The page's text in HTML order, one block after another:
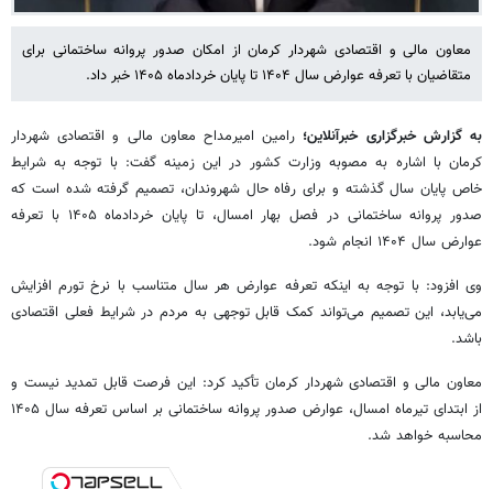
معاون مالی و اقتصادی شهردار کرمان از امکان صدور پروانه ساختمانی برای
متقاضیان با تعرفه عوارض سال ۱۴۰۴ تا پایان خردادماه ۱۴۰۵ خبر داد.
به گزارش خبرگزاری خبرآنلاین؛ رامین امیرمداح معاون مالی و اقتصادی شهردار
کرمان با اشاره به مصوبه وزارت کشور در این زمینه گفت: با توجه به شرایط
خاص پایان سال گذشته و برای رفاه حال شهروندان، تصمیم گرفته شده است که
صدور پروانه ساختمانی در فصل بهار امسال، تا پایان خردادماه ۱۴۰۵ با تعرفه
عوارض سال ۱۴۰۴ انجام شود.
وی افزود: با توجه به اینکه تعرفه عوارض هر سال متناسب با نرخ تورم افزایش
می‌یابد، این تصمیم می‌تواند کمک قابل توجهی به مردم در شرایط فعلی اقتصادی
باشد.
معاون مالی و اقتصادی شهردار کرمان تأکید کرد: این فرصت قابل تمدید نیست و
از ابتدای تیرماه امسال، عوارض صدور پروانه ساختمانی بر اساس تعرفه سال ۱۴۰۵
محاسبه خواهد شد.